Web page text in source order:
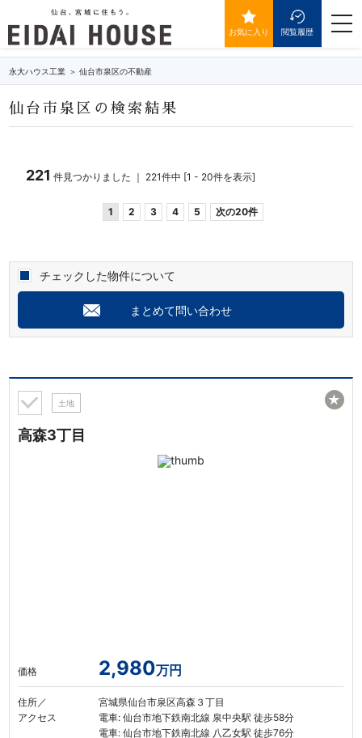
お気に入り 閲覧履歴
永大ハウス工業 仙台市泉区の不動産
仙台市泉区の検索結果
221 件見つかりました ｜ 221件中 [1 - 20件を表示]
1 2 3 4 5 次の20件
チェックした物件について
まとめて問い合わせ
土地
高森3丁目
価格 2,980万円
住所／
アクセス
宮城県仙台市泉区高森３丁目
電車: 仙台市地下鉄南北線 泉中央駅 徒歩58分
電車: 仙台市地下鉄南北線 八乙女駅 徒歩76分
★